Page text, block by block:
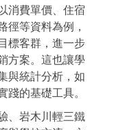
消費單價、住宿
徑等資料為例，
標客群，進一步
方案。這也讓學
與統計分析，如
踐的基礎工具。
、岩木川輕三鐵